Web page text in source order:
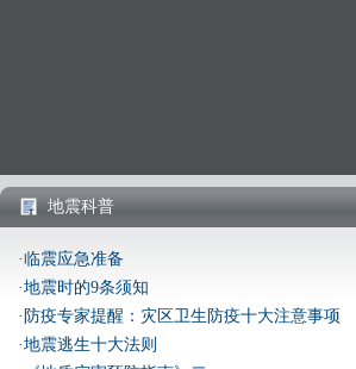
地震科普
·临震应急准备
·地震时的9条须知
·防疫专家提醒：灾区卫生防疫十大注意事项
·地震逃生十大法则